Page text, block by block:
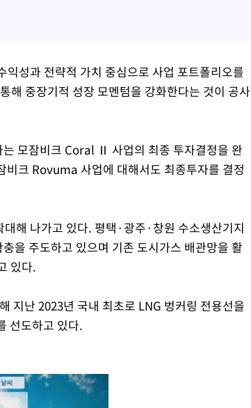
성과 전략적 가치 중심으로 사업 포트폴리오를
해 중장기적 성장 모멘텀을 강화한다는 것이 공사
모잠비크 Coral Ⅱ 사업의 최종 투자결정을 완
크 Rovuma 사업에 대해서도 최종투자를 결정
해 나가고 있다. 평택·광주·창원 수소생산기지
을 주도하고 있으며 기존 도시가스 배관망을 활
있다.
지난 2023년 국내 최초로 LNG 벙커링 전용선을
선도하고 있다.